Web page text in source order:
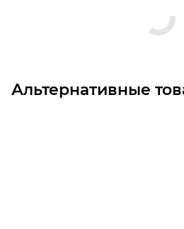
Альтернативные